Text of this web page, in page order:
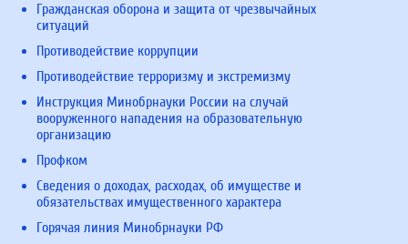
Гражданская оборона и защита от чрезвычайных
ситуаций
Противодействие коррупции
Противодействие терроризму и экстремизму
Инструкция Минобрнауки России на случай
вооруженного нападения на образовательную
организацию
Профком
Сведения о доходах, расходах, об имуществе и
обязательствах имущественного характера
Горячая линия Минобрнауки РФ